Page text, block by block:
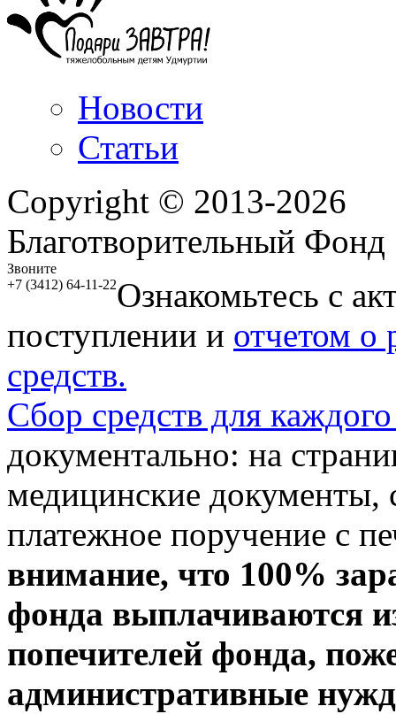
Новости
Статьи
Copyright © 2013-2026
Благотворительный
Звоните
+7 (3412) 64-11-22Ознакомьтесь с
поступлении и отчетом о
средств.
Сбор средств для
документально: на
медицинские документы,
платежное поручение с
внимание, что 100%
фонда выплачиваются
попечителей фонда,
административные